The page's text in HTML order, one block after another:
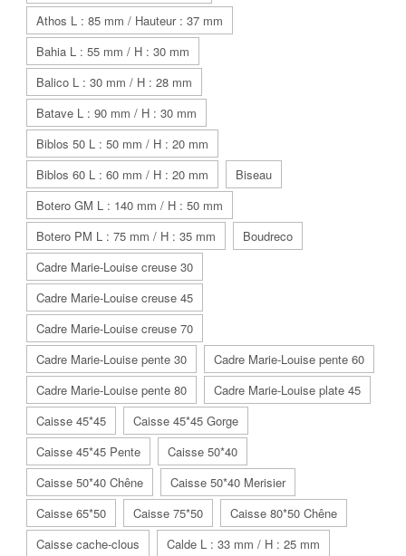
Athos L : 85 mm / Hauteur : 37 mm
Bahia L : 55 mm / H : 30 mm
Balico L : 30 mm / H : 28 mm
Batave L : 90 mm / H : 30 mm
Biblos 50 L : 50 mm / H : 20 mm
Biblos 60 L : 60 mm / H : 20 mm
Biseau
Botero GM L : 140 mm / H : 50 mm
Botero PM L : 75 mm / H : 35 mm
Boudreco
Cadre Marie-Louise creuse 30
Cadre Marie-Louise creuse 45
Cadre Marie-Louise creuse 70
Cadre Marie-Louise pente 30
Cadre Marie-Louise pente 60
Cadre Marie-Louise pente 80
Cadre Marie-Louise plate 45
Caisse 45*45
Caisse 45*45 Gorge
Caisse 45*45 Pente
Caisse 50*40
Caisse 50*40 Chêne
Caisse 50*40 Merisier
Caisse 65*50
Caisse 75*50
Caisse 80*50 Chêne
Caisse cache-clous
Calde L : 33 mm / H : 25 mm